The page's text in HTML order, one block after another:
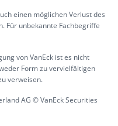
einen möglichen Verlust des
Für unbekannte Fachbegriffe
von VanEck ist es nicht
Form zu vervielfältigen
verweisen.
AG © VanEck Securities